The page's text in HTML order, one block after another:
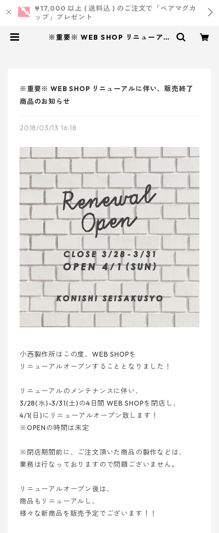
¥17,000 以上 ( 送料込 ) のご注文で「ペアマグカ
ップ」プレゼント
※重要※ WEB SHOP リニューアル
※重要※ WEB SHOP リニューアルに伴い、販売終了
商品のお知らせ
2018/03/13 16:18
小西製作所はこの度、WEB SHOPを
リニューアルオープンすることとなりました！
リニューアルのメンテナンスに伴い、
3/28(水)-3/31(土)の4日間 WEB SHOPを閉店し、
4/1(日)にリニューアルオープン致します！
※OPENの時間は未定
※閉店期間前に、ご注文頂いた商品の製作などは、
業務は行なっておりますので問題ございません。
リニューアルオープン後は、
商品もリニューアルし、
様々な新商品を販売予定でございます！！